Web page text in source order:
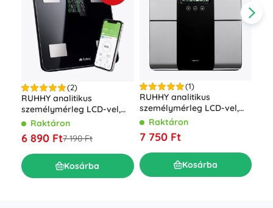
(2)
RUHHY analitikus
személymérleg LCD-vel,
BIA elemzéssel és
Raktáron
6 890 Ft7 190 Ft
Kosárba
(1)
RUHHY analitikus
személymérleg LCD-vel,
BMI-mérés, 10 profil, 225
Raktáron
7 750 Ft
Kosárba